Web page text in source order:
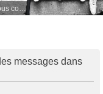
contacter
messages dans